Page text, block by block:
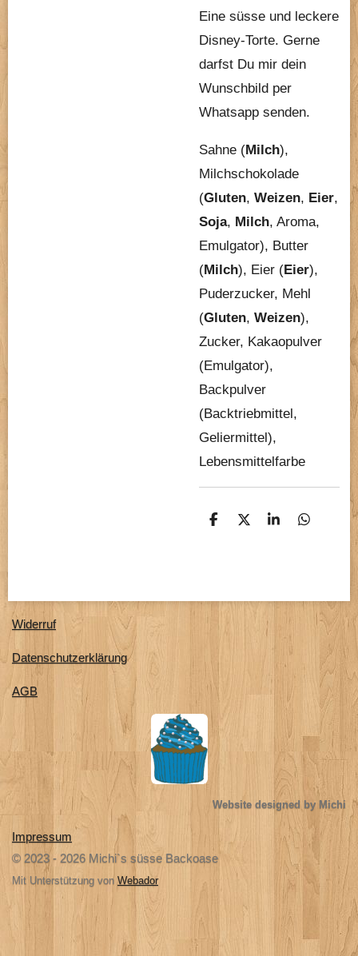
Eine süsse und leckere
Disney-Torte. Gerne
darfst Du mir dein
Wunschbild per
Whatsapp senden.
Sahne (Milch),
Milchschokolade
(Gluten, Weizen, Eier,
Soja, Milch, Aroma,
Emulgator), Butter
(Milch), Eier (Eier),
Puderzucker, Mehl
(Gluten, Weizen),
Zucker, Kakaopulver
(Emulgator),
Backpulver
(Backtriebmittel,
Geliermittel),
Lebensmittelfarbe
T
T
T
T
Widerruf
Datenschutzerklärung
AGB
Website designed by Michi
Impressum
© 2023 - 2026 Michi`s süsse Backoase
Mit Unterstützung von Webador